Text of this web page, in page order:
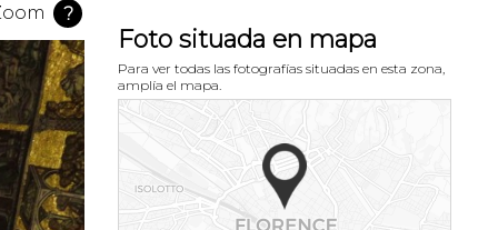
?
Foto situada en mapa
Para ver todas las fotografías situadas en esta zona,
amplía el mapa.